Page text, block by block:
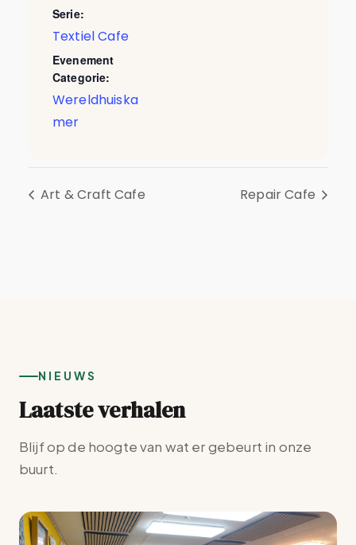
Serie:
Textiel Cafe
Evenement
Categorie:
Wereldhuiska
mer
Art & Craft Cafe Repair Cafe
NIEUWS
Laatste verhalen
Blijf op de hoogte van wat er gebeurt in onze
buurt.